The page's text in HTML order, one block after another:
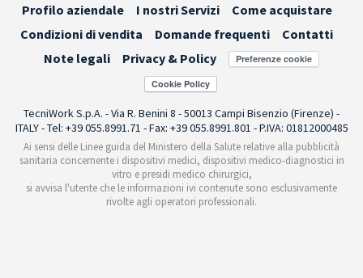
Profilo aziendale I nostri Servizi
Come acquistare
Condizioni di vendita
Domande frequenti
Contatti
Note legali
Privacy & Policy Preferenze cookie
TecniWork S.p.A. - Via R. Benini 8 - 50013 Campi Bisenzio (Firenze) -
ITALY - Tel: +39 055.8991.71 - Fax: +39 055.8991.801 - P.IVA: 01812000485
Ai sensi delle Linee guida del Ministero della Salute relative alla pubblicità
sanitaria concernente i dispositivi medici, dispositivi medico-diagnostici in
vitro e presidi medico chirurgici,
si avvisa l'utente che le informazioni ivi contenute sono esclusivamente
rivolte agli operatori professionali.